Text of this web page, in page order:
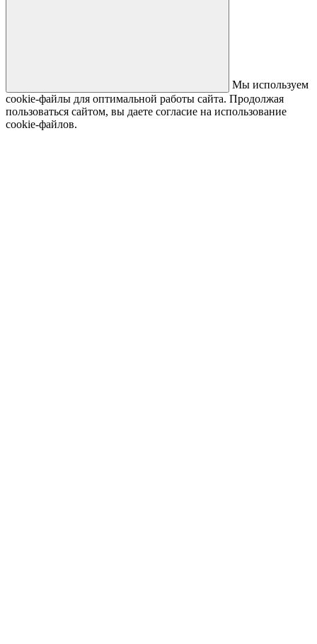
Мы используем
cookie-файлы для оптимальной работы сайта. Продолжая
пользоваться сайтом, вы даете согласие на использование
cookie-файлов.